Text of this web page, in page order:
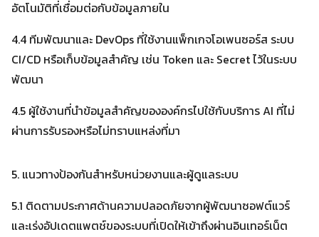
อัตโนมัติที่เชื่อมต่อกับข้อมูลภายใน
4.4 ทีมพัฒนาและ DevOps ที่ใช้งานแพ็กเกจโอเพนซอร์ส ระบบ
CI/CD หรือเก็บข้อมูลสำคัญ เช่น Token และ Secret ไว้ในระบบ
พัฒนา
4.5 ผู้ใช้งานที่นำข้อมูลสำคัญขององค์กรไปใช้กับบริการ AI ที่ไม่
ผ่านการรับรองหรือไม่ทราบแหล่งที่มา
5. แนวทางป้องกันสำหรับหน่วยงานและผู้ดูแลระบบ
5.1 ติดตามประกาศด้านความปลอดภัยจากผู้พัฒนาซอฟต์แวร์
และเร่งอัปเดตแพตช์ของระบบที่เปิดให้เข้าถึงผ่านอินเทอร์เน็ต